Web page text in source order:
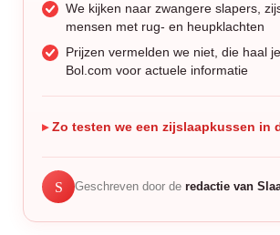
We kijken naar zwangere slapers,
mensen met rug- en heupklachten
Prijzen vermelden we niet, die haal
Bol.com voor actuele informatie
Zo testen we een zijslaapkussen in
S Geschreven door deredactie van